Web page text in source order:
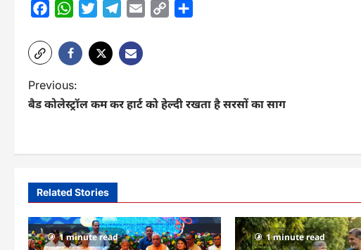
FacebookWhatsAppTwitterTelegram
Email
Copy
P
o
n
a
v
Previous:
बैड कोलेस्ट्रॉल कम कर हार्ट को हेल्दी रखता है सरसों का साग
Related Stories
1 minute read 1 minute read